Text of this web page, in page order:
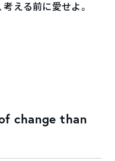
える前に愛せよ。
change than